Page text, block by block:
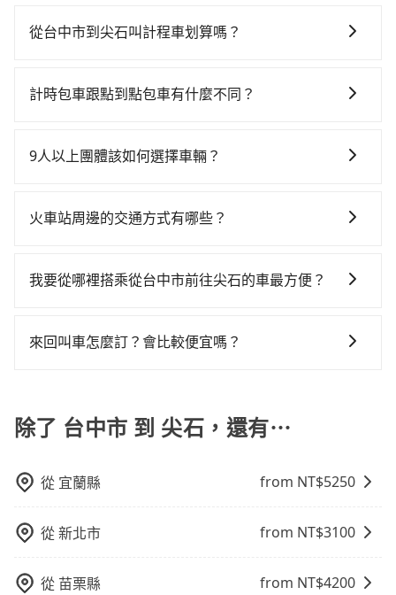
高鐵站後，步行進站、現場購票並於月台排隊的時間約
等待車站前排班的計程車，搭上小黃後約花50分鐘、車
每人花費為710元。不過，台中市少部分小黃司機不按表
660元，費時1小時45分鐘。選擇搭乘高鐵而不預約包
tripool！如果你是三人以下要乘車，也可參考tripool的
時不需要閉目養神（因為要自己開車），最重要的是你
$115~205承租小轎車，每公里再額外加收$3.2，從台中
返回），雖已將eTag和可能的每小時40元路邊停車費用
Yaris、Prius C、Vios這類乘坐體驗較差的車款，如果人
發現仍有上一組乘客遺留的垃圾或者撞凹的車門仍未被
還，又或者要還車時卻偏偏找不到停車位，對於急著用
距離，在遇到下雨天或者載行李時，就顯得非常不便。
從台中市到尖石叫計程車划算嗎？
灣大車隊、Uber、Line Taxi、Yoxi等，如果在路邊攔不
站無線車隊等叫車看看。依照里程跳錶計算，價格約為
的1.3%，其叫車的難度是雙北市的80倍。再加上台中市
區到尖石的跳表小黃可能較為便宜，但當你們人數超過
計時包車跟點到點包車有什麼不同？
不同之處： 計時包車：計時包車是按照用車時間來計
多個地點間來回穿梭的客戶，例如市區觀光、商務差旅
線和里程來計算費用。這種服務通常適用於單程或從一
9人以上團體該如何選擇車輛？
9人以上之廂型車，其實屬違法。在現行法律下，營業小
中型巴士或大型遊覽車。非法改裝的車輛，不僅與車輛
賠償就事大了。千萬別為了省小錢而把朋友親人的安全
是禁止大客車通行的，建議在預定時最好先與車行或平
火車站周邊的交通方式有哪些？
方式： 公車或客運：乘坐公車或客運到達或離開火車
達或離開火車站，快捷便利。 包車：預定包車到達或離
我要從哪裡搭乘從台中市前往尖石的車最方便？
落，只要有路能到、Google地圖上能標註、GPS上能找
來回叫車怎麼訂？會比較便宜嗎？
定。至於價格已經市場最優惠，並無特別針對來回車趟
做額外折扣，但如果手上有優惠代碼，歡迎直接使用，
除了 台中市 到 尖石，還有⋯
從 宜蘭縣 from NT$5250
從新北市 from NT$3100
從 苗栗縣 from NT$4200